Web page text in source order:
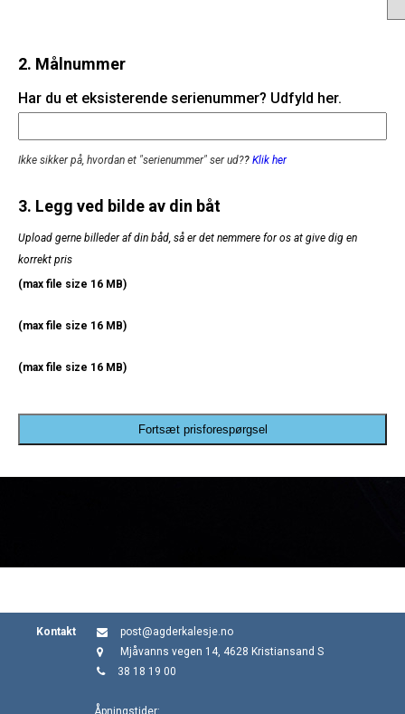
2. Målnummer
Har du et eksisterende serienummer? Udfyld her.
Ikke sikker på, hvordan et "serienummer" ser ud?? Klik her
3. Legg ved bilde av din båt
Upload gerne billeder af din båd, så er det nemmere for os at give dig en
korrekt pris
(max file size 16 MB)
(max file size 16 MB)
(max file size 16 MB)
Fortsæt prisforespørgsel
Kontakt
post@agderkalesje.no
Mjåvanns vegen 14, 4628 Kristiansand S
38 18 19 00
Åpningstider: